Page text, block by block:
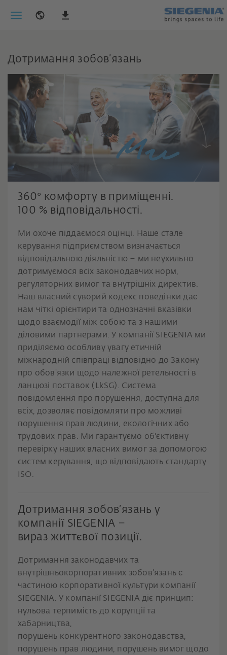
Дотримання зобов’язань
діємо відповідально.
360° комфорту в приміщенні.
100 % відповідальності.
Ми охоче піддаємося оцінці. Наше стале
керування підприємством визначається
відповідальною діяльністю – ми неухильно
дотримуємося всіх законодавчих норм,
регуляторних вимог та внутрішніх директив.
Наш власний суворий кодекс поведінки дає
нам чіткі орієнтири та однозначні вказівки
щодо взаємодії між собою та з нашими
діловими партнерами. У компанії SIEGENIA ми
приділяємо особливу увагу етичній
міжнародній співпраці відповідно до Закону
про обов'язки щодо належної ретельності в
ланцюзі поставок (LkSG). Система
повідомлення про порушення, доступна для
всіх, дозволяє повідомляти про можливі
порушення прав людини, екологічних або
трудових прав. Ми гарантуємо об'єктивну
перевірку наших власних вимог за допомогою
систем керування, що відповідають стандарту
ISO.
Дотримання зобов’язань у
компанії SIEGENIA –
вираз життєвої позиції.
Дотримання законодавчих та
внутрішньокорпоративних зобов’язань є
частиною корпоративної культури компанії
SIEGENIA. У компанії SIEGENIA діє принцип:
нульова терпимість до корупції та
хабарництва,
порушень конкурентного законодавства,
порушень прав людини, порушень вимог щодо